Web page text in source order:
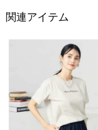
関連アイテム